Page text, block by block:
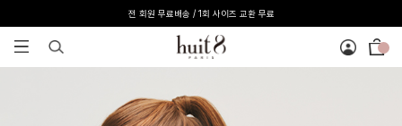
전 회원 무료배송 / 1회 사이즈 교환 무료